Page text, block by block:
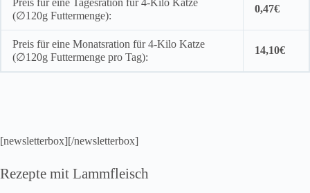
(∅120g Futtermenge):
0,47€
Preis für eine Monatsration für 4-Kilo Katze
(∅120g Futtermenge pro Tag):
14,10€
[newsletterbox][/newsletterbox]
Rezepte mit Lammfleisch